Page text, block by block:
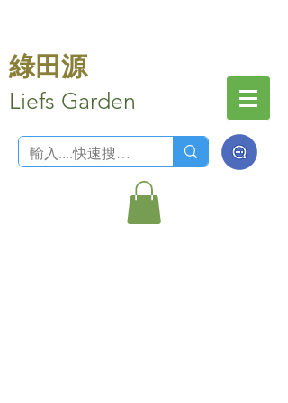
綠田源
Liefs Garden